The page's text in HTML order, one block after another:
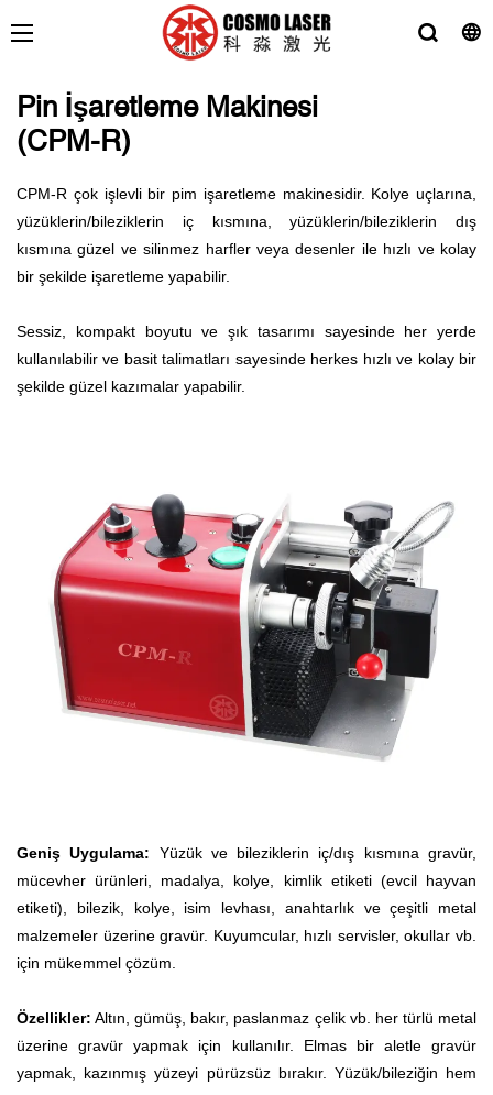
Pin İşaretleme Makinesi
(CPM-R)
CPM-R çok işlevli bir pim işaretleme makinesidir. Kolye uçlarına,
yüzüklerin/bileziklerin iç kısmına, yüzüklerin/bileziklerin dış
kısmına güzel ve silinmez harfler veya desenler ile hızlı ve kolay
bir şekilde işaretleme yapabilir.
Sessiz, kompakt boyutu ve şık tasarımı sayesinde her yerde
kullanılabilir ve basit talimatları sayesinde herkes hızlı ve kolay bir
şekilde güzel kazımalar yapabilir.
Geniş Uygulama: Yüzük ve bileziklerin iç/dış kısmına gravür,
mücevher ürünleri, madalya, kolye, kimlik etiketi (evcil hayvan
etiketi), bilezik, kolye, isim levhası, anahtarlık ve çeşitli metal
malzemeler üzerine gravür. Kuyumcular, hızlı servisler, okullar vb.
için mükemmel çözüm.
Özellikler: Altın, gümüş, bakır, paslanmaz çelik vb. her türlü metal
üzerine gravür yapmak için kullanılır. Elmas bir aletle gravür
yapmak, kazınmış yüzeyi pürüzsüz bırakır. Yüzük/bileziğin hem